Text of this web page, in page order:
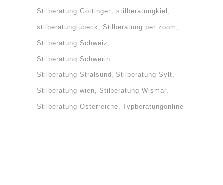
Stilberatung Göttingen stilberatungkiel
stilberatunglübeck Stilberatung per zoom
Stilberatung Schweiz
Stilberatung Schwerin
Stilberatung Stralsund Stilberatung Sylt
Stilberatung wien Stilberatung Wismar
Stilberatung Österreiche Typberatungonline